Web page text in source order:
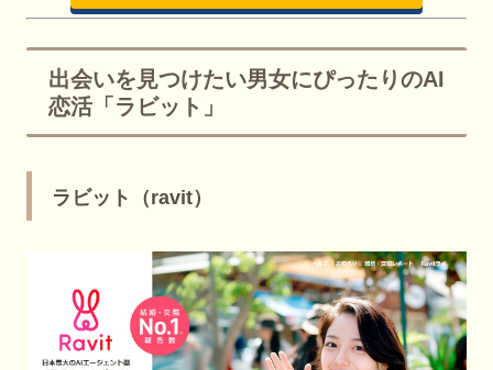
出会いを見つけたい男女にぴったりのAI
恋活「ラビット」
ラビット（ravit）